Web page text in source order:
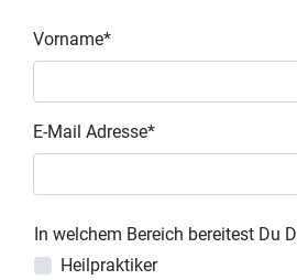
Vorname*
E-Mail Adresse*
In welchem Bereich bereitest Du
Heilpraktiker